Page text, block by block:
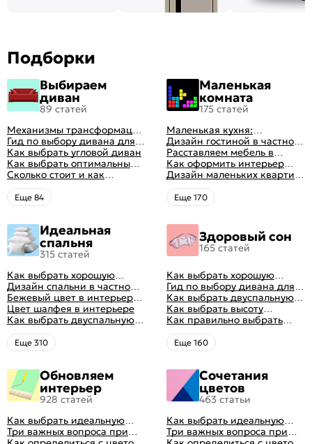
Подборки
Выбираем
диван
89 статей
Механизмы трансформации
диванов: все виды,
особенности, плюсы и
минусы
Гид по выбору дивана для
сна
Как выбрать угловой диван
Как выбрать оптимальный
цвет стен в гостиной: 50
фото и идей оформления
Сколько стоит и как
перетянуть диван
Eще 84
Маленькая
комната
175 статей
Маленькая кухня:
планировка, стили, цвет и
рисунок, реальные фото
Дизайн гостиной в частном
доме: 50 вариантов с фото
Расставляем мебель в
гостиной: главные правила
рациональной планировки
Как оформить интерьер
однокомнатной квартиры:
47 классных идей с фото
Дизайн маленьких квартир:
10 идей для дизайна
интерьера с фото
Eще 170
Идеальная
спальня
315 статей
Как выбрать хорошую
кровать для сна
Дизайн спальни в частном
доме: множество идей
оформления идеальных
интерьеров
Бежевый цвет в интерьере
спальни 2024, 40 красивых
интерьеров с фото
Цвет шалфея в интерьере
Как выбрать двуспальную
кровать и матрас
правильно: советы и фото в
интерьере
Eще 310
Здоровый сон
165 статей
Как выбрать хорошую
кровать для сна
Гид по выбору дивана для
сна
Как выбрать двуспальную
кровать и матрас
правильно: советы и фото в
интерьере
Как выбрать высоту
матраса
Как правильно выбрать
ортопедический матрас
Eще 160
Обновляем
интерьер
928 статей
Как выбрать идеальную
планировку для кухни
Три важных вопроса при
Сочетания
цветов
463 статьи
Как выбрать идеальную
планировку для кухни
Три важных вопроса при